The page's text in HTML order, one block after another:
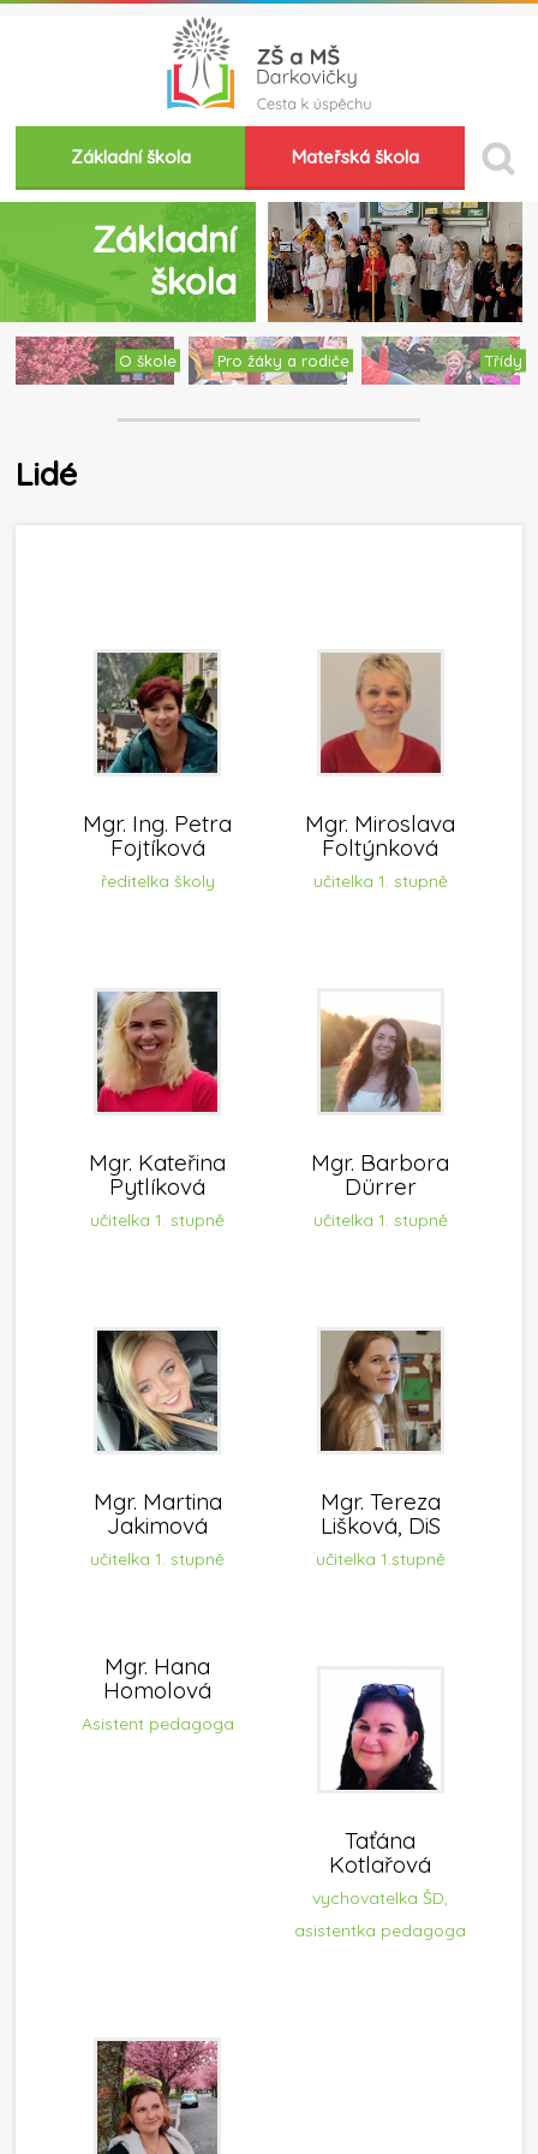
Základní škola Mateřská škola
Základní
škola
O škole Pro žáky a rodiče Třídy
Lidé
Mgr. Ing. Petra
Fojtíková
ředitelka školy
Mgr. Miroslava
Foltýnková
učitelka 1. stupně
Mgr. Kateřina
Pytlíková
učitelka 1. stupně
Mgr. Barbora
Dürrer
učitelka 1. stupně
Mgr. Martina
Jakimová
učitelka 1. stupně
Mgr. Tereza
Lišková, DiS
učitelka 1.stupně
Mgr. Hana
Homolová
Asistent pedagoga
Taťána
Kotlařová
vychovatelka ŠD,
asistentka pedagoga